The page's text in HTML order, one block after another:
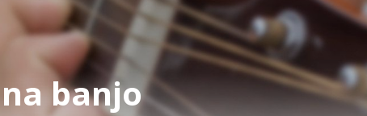
banjo